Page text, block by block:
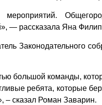
— рассказала Яна
Законодательного
большой команды,
ребята, которые
– сказал Роман Заварин.